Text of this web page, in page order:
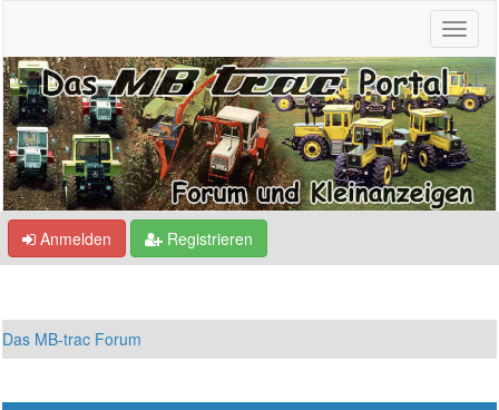
Anmelden Registrieren
Das MB-trac Forum